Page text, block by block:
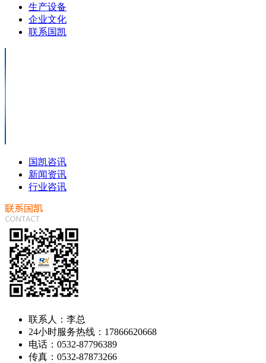
生产设备
企业文化
联系国凯
国凯咨讯
新闻资讯
行业咨讯
联系人：李总
24小时服务热线：17866620668
电话：0532-87796389
传真：0532-87873266